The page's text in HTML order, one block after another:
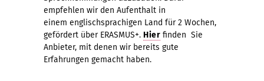
empfehlen wir den Aufenthalt in
einem englischsprachigen Land für 2 Wochen,
gefördert über ERASMUS+. Hier finden Sie
Anbieter, mit denen wir bereits gute
Erfahrungen gemacht haben.